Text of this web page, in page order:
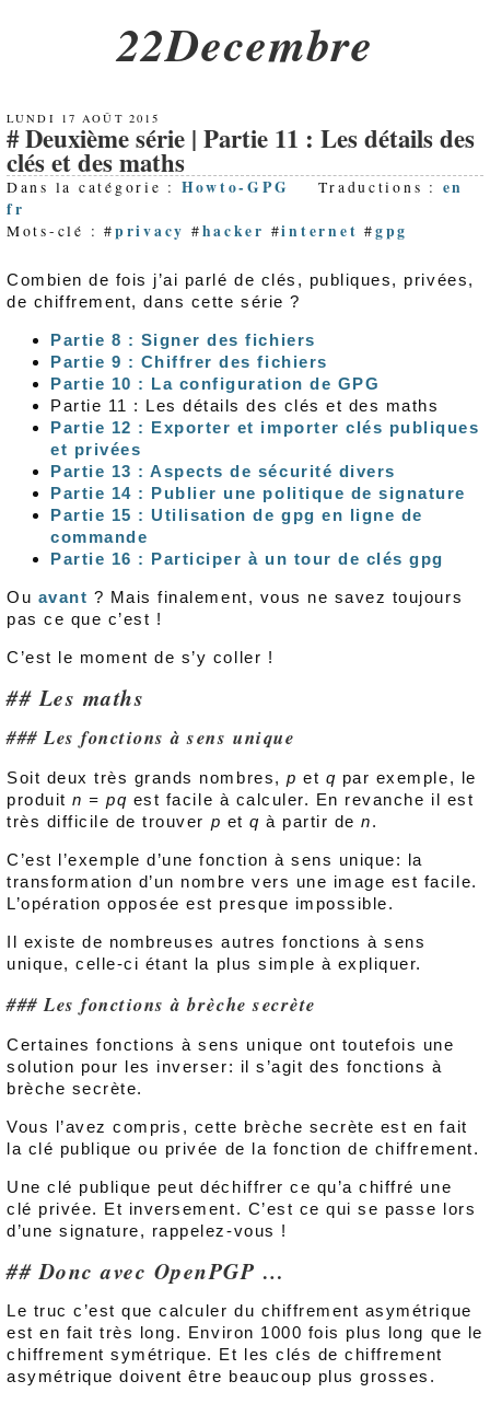
22Decembre
LUNDI 17 AOÛT 2015
Deuxième série | Partie 11 : Les détails des
clés et des maths
Dans la catégorie : Howto-GPG Traductions : en
fr
Mots-clé : #privacy #hacker #internet #gpg
Combien de fois j’ai parlé de clés, publiques, privées,
de chiffrement, dans cette série ?
Partie 8 : Signer des fichiers
Partie 9 : Chiffrer des fichiers
Partie 10 : La configuration de GPG
Partie 11 : Les détails des clés et des maths
Partie 12 : Exporter et importer clés publiques
et privées
Partie 13 : Aspects de sécurité divers
Partie 14 : Publier une politique de signature
Partie 15 : Utilisation de gpg en ligne de
commande
Partie 16 : Participer à un tour de clés gpg
Ou avant ? Mais finalement, vous ne savez toujours
pas ce que c’est !
C’est le moment de s’y coller !
Les maths
Les fonctions à sens unique
Soit deux très grands nombres,p et q par exemple, le
produitn = pq est facile à calculer. En revanche il est
très difficile de trouver p etq à partir den.
C’est l’exemple d’une fonction à sens unique: la
transformation d’un nombre vers une image est facile.
L’opération opposée est presque impossible.
Il existe de nombreuses autres fonctions à sens
unique, celle-ci étant la plus simple à expliquer.
Les fonctions à brèche secrète
Certaines fonctions à sens unique ont toutefois une
solution pour les inverser: il s’agit des fonctions à
brèche secrète.
Vous l’avez compris, cette brèche secrète est en fait
la clé publique ou privée de la fonction de chiffrement.
Une clé publique peut déchiffrer ce qu’a chiffré une
clé privée. Et inversement. C’est ce qui se passe lors
d’une signature, rappelez-vous !
Donc avec OpenPGP …
Le truc c’est que calculer du chiffrement asymétrique
est en fait très long. Environ 1000 fois plus long que le
chiffrement symétrique. Et les clés de chiffrement
asymétrique doivent être beaucoup plus grosses.